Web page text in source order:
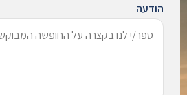
הודעה